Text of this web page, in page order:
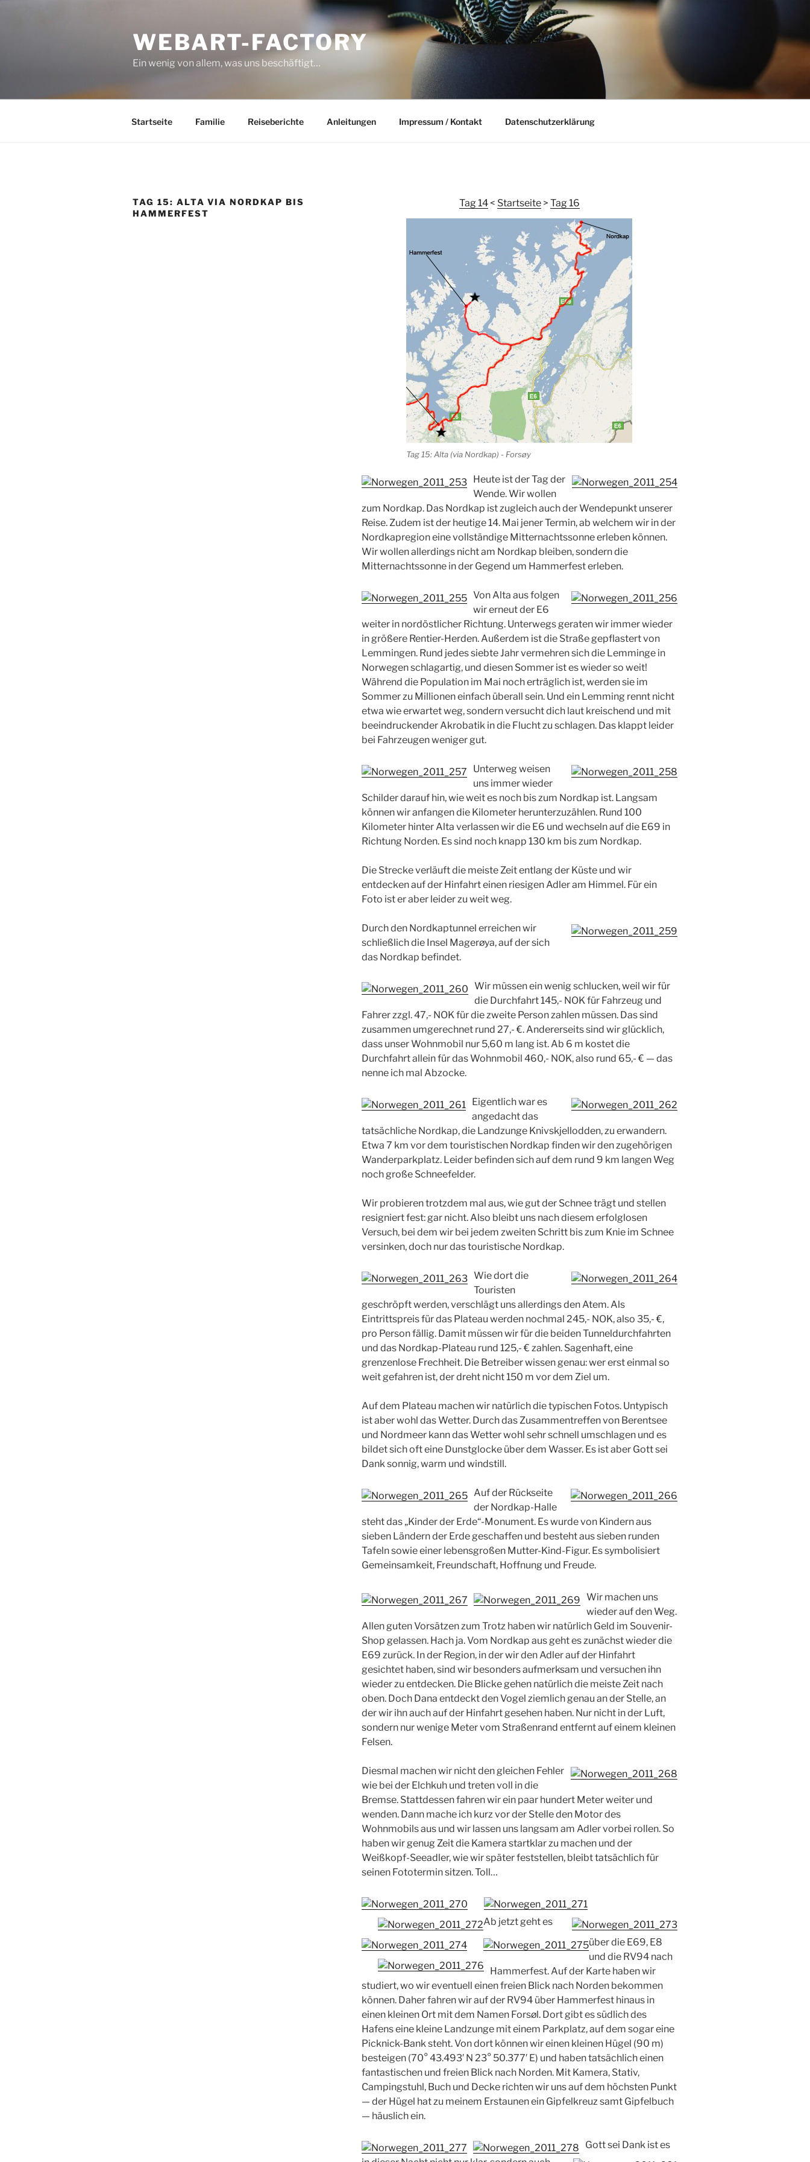
WEBART-FACTORY
Ein wenig von allem, was uns beschäftigt…
Startseite Familie Reiseberichte Anleitungen Impressum / Kontakt Datenschutzerklärung
TAG 15: ALTA VIA NORDKAP BIS
HAMMERFEST
Tag 14< Startseite> Tag 16
Tag 15: Alta (via Nordkap) - Forsøy
Heute ist der Tag der
Wende. Wir wollen
zum Nordkap. Das Nordkap ist zugleich auch der Wendepunkt unserer
Reise. Zudem ist der heutige 14. Mai jener Termin, ab welchem wir in der
Nordkapregion eine vollständige Mitternachtssonne erleben können.
Wir wollen allerdings nicht am Nordkap bleiben, sondern die
Mitternachtssonne in der Gegend um Hammerfest erleben.
Von Alta aus folgen
wir erneut der E6
weiter in nordöstlicher Richtung. Unterwegs geraten wir immer wieder
in größere Rentier-Herden. Außerdem ist die Straße gepflastert von
Lemmingen. Rund jedes siebte Jahr vermehren sich die Lemminge in
Norwegen schlagartig, und diesen Sommer ist es wieder so weit!
Während die Population im Mai noch erträglich ist, werden sie im
Sommer zu Millionen einfach überall sein. Und ein Lemming rennt nicht
etwa wie erwartet weg, sondern versucht dich laut kreischend und mit
beeindruckender Akrobatik in die Flucht zu schlagen. Das klappt leider
bei Fahrzeugen weniger gut.
Unterweg weisen
uns immer wieder
Schilder darauf hin, wie weit es noch bis zum Nordkap ist. Langsam
können wir anfangen die Kilometer herunterzuzählen. Rund 100
Kilometer hinter Alta verlassen wir die E6 und wechseln auf die E69 in
Richtung Norden. Es sind noch knapp 130 km bis zum Nordkap.
Die Strecke verläuft die meiste Zeit entlang der Küste und wir
entdecken auf der Hinfahrt einen riesigen Adler am Himmel. Für ein
Foto ist er aber leider zu weit weg.
Durch den Nordkaptunnel erreichen wir
schließlich die Insel Magerøya, auf der sich
das Nordkap befindet.
Wir müssen ein wenig schlucken, weil wir für
die Durchfahrt 145,- NOK für Fahrzeug und
Fahrer zzgl. 47,- NOK für die zweite Person zahlen müssen. Das sind
zusammen umgerechnet rund 27,- €. Andererseits sind wir glücklich,
dass unser Wohnmobil nur 5,60 m lang ist. Ab 6 m kostet die
Durchfahrt allein für das Wohnmobil 460,- NOK, also rund 65,- € — das
nenne ich mal Abzocke.
Eigentlich war es
angedacht das
tatsächliche Nordkap, die Landzunge Knivskjellodden, zu erwandern.
Etwa 7 km vor dem touristischen Nordkap finden wir den zugehörigen
Wanderparkplatz. Leider befinden sich auf dem rund 9 km langen Weg
noch große Schneefelder.
Wir probieren trotzdem mal aus, wie gut der Schnee trägt und stellen
resigniert fest: gar nicht. Also bleibt uns nach diesem erfolglosen
Versuch, bei dem wir bei jedem zweiten Schritt bis zum Knie im Schnee
versinken, doch nur das touristische Nordkap.
Wie dort die
Touristen
geschröpft werden, verschlägt uns allerdings den Atem. Als
Eintrittspreis für das Plateau werden nochmal 245,- NOK, also 35,- €,
pro Person fällig. Damit müssen wir für die beiden Tunneldurchfahrten
und das Nordkap-Plateau rund 125,- € zahlen. Sagenhaft, eine
grenzenlose Frechheit. Die Betreiber wissen genau: wer erst einmal so
weit gefahren ist, der dreht nicht 150 m vor dem Ziel um.
Auf dem Plateau machen wir natürlich die typischen Fotos. Untypisch
ist aber wohl das Wetter. Durch das Zusammentreffen von Berentsee
und Nordmeer kann das Wetter wohl sehr schnell umschlagen und es
bildet sich oft eine Dunstglocke über dem Wasser. Es ist aber Gott sei
Dank sonnig, warm und windstill.
Auf der Rückseite
der Nordkap-Halle
steht das „Kinder der Erde“-Monument. Es wurde von Kindern aus
sieben Ländern der Erde geschaffen und besteht aus sieben runden
Tafeln sowie einer lebensgroßen Mutter-Kind-Figur. Es symbolisiert
Gemeinsamkeit, Freundschaft, Hoffnung und Freude.
Wir machen uns
wieder auf den Weg.
Allen guten Vorsätzen zum Trotz haben wir natürlich Geld im Souvenir-
Shop gelassen. Hach ja. Vom Nordkap aus geht es zunächst wieder die
E69 zurück. In der Region, in der wir den Adler auf der Hinfahrt
gesichtet haben, sind wir besonders aufmerksam und versuchen ihn
wieder zu entdecken. Die Blicke gehen natürlich die meiste Zeit nach
oben. Doch Dana entdeckt den Vogel ziemlich genau an der Stelle, an
der wir ihn auch auf der Hinfahrt gesehen haben. Nur nicht in der Luft,
sondern nur wenige Meter vom Straßenrand entfernt auf einem kleinen
Felsen.
Diesmal machen wir nicht den gleichen Fehler
wie bei der Elchkuh und treten voll in die
Bremse. Stattdessen fahren wir ein paar hundert Meter weiter und
wenden. Dann mache ich kurz vor der Stelle den Motor des
Wohnmobils aus und wir lassen uns langsam am Adler vorbei rollen. So
haben wir genug Zeit die Kamera startklar zu machen und der
Weißkopf-Seeadler, wie wir später feststellen, bleibt tatsächlich für
seinen Fototermin sitzen. Toll…
Ab jetzt geht es
über die E69, E8
und die RV94 nach
Hammerfest. Auf der Karte haben wir
studiert, wo wir eventuell einen freien Blick nach Norden bekommen
können. Daher fahren wir auf der RV94 über Hammerfest hinaus in
einen kleinen Ort mit dem Namen Forsøl. Dort gibt es südlich des
Hafens eine kleine Landzunge mit einem Parkplatz, auf dem sogar eine
Picknick-Bank steht. Von dort können wir einen kleinen Hügel (90 m)
besteigen (70° 43.493′ N 23° 50.377′ E) und haben tatsächlich einen
fantastischen und freien Blick nach Norden. Mit Kamera, Stativ,
Campingstuhl, Buch und Decke richten wir uns auf dem höchsten Punkt
— der Hügel hat zu meinem Erstaunen ein Gipfelkreuz samt Gipfelbuch
— häuslich ein.
Gott sei Dank ist es